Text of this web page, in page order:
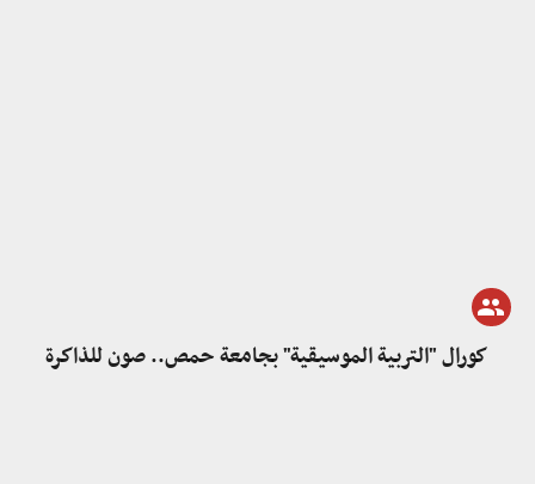
كورال "التربية الموسيقية" بجامعة حمص.. صون للذاكرة